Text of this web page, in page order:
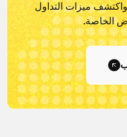
اكتشف ميزات التداول
الخاصة.